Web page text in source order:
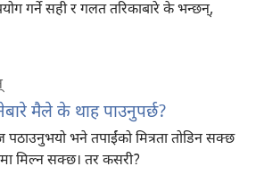
गर्ने सही र गलत तरिकाबारे के भन्छन्‌,
मैले के थाह पाउनुपर्छ?
भने तपाईंको मित्रता तोडिन सक्छ
मिल्न सक्छ। तर कसरी?